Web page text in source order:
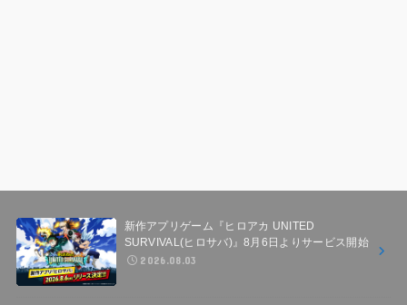
新作アプリゲーム『ヒロアカ UNITED
SURVIVAL(ヒロサバ)』8月6日よりサービス開始
2026.08.03